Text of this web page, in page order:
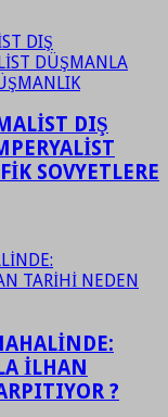
DIŞ
SOVYETLERE
İLHAN
?